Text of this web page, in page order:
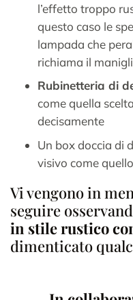
l’effetto troppo
questo caso le
lampada che
richiama il
Rubinetteria di
come quella
decisamente
Un box doccia di
visivo come
Vi vengono in
seguire
in stile rustico
dimenticato